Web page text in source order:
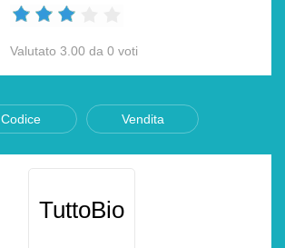
Valutato 3.00 da 0 voti
Codice Vendita
TuttoBio